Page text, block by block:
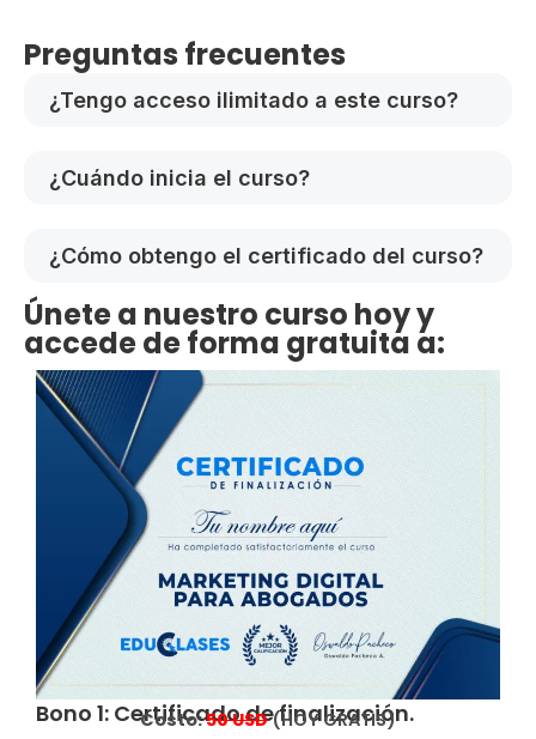
Preguntas frecuentes
¿Tengo acceso ilimitado a este curso?
¿Cuándo inicia el curso?
¿Cómo obtengo el certificado del curso?
Únete a nuestro curso hoy y
accede de forma gratuita a:
Bono 1: Certificado de finalización.
Costo:50 USD(HOY GRATIS)